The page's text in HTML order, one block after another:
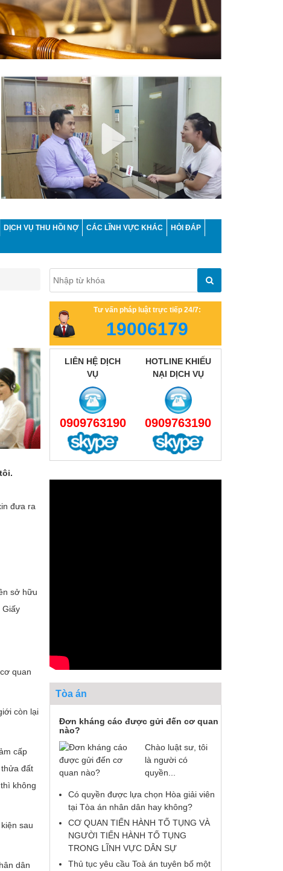
DỊCH VỤ THU HỒI NỢ CÁC LĨNH VỰC KHÁC
HỎI ĐÁP
đưa ra
sở hữu
Giấy
quan
còn lại
cấp
đất
không
sau
dân
Tư vấn pháp luật trực tiếp 24/7:
19006179
LIÊN HỆ DỊCH
VỤ
0909763190
HOTLINE KHIẾU
NẠI DỊCH VỤ
0909763190
Tòa án
Đơn kháng cáo được gửi đến cơ quan
nào?
Chào luật sư, tôi
là người có
quyền...
Có quyền được lựa chọn Hòa giải viên
tại Tòa án nhân dân hay không?
CƠ QUAN TIẾN HÀNH TỐ TỤNG VÀ
NGƯỜI TIẾN HÀNH TỐ TỤNG
TRONG LĨNH VỰC DÂN SỰ
Thủ tục yêu cầu Toà án tuyên bố một